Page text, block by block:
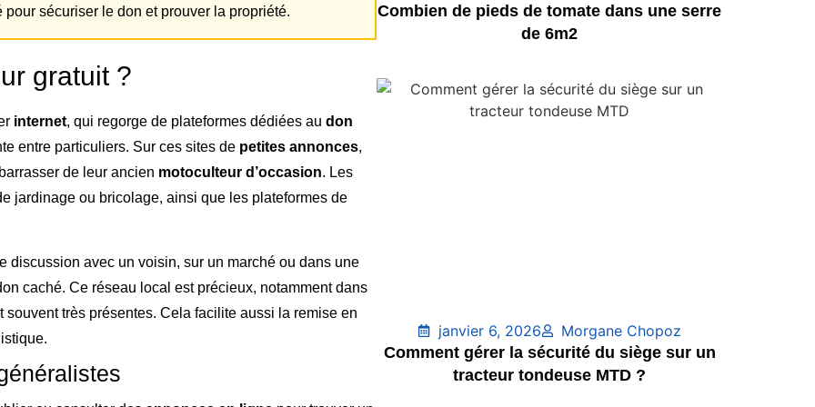
sécuriser le don et prouver la propriété.
gratuit ?
internet, qui regorge de plateformes dédiées au don
entre particuliers. Sur ces sites de petites annonces,
de leur ancien motoculteur d’occasion. Les
jardinage ou bricolage, ainsi que les plateformes de
discussion avec un voisin, sur un marché ou dans une
caché. Ce réseau local est précieux, notamment dans
très présentes. Cela facilite aussi la remise en
Combien de pieds de tomate dans une serre
de 6m2
janvier 6, 2026
Morgane Chopoz
Comment gérer la sécurité du siège sur un
tracteur tondeuse MTD ?